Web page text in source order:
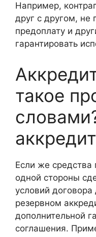
Например,
друг с другом, не
предоплату и
гарантировать
такое
Если же средства
одной стороны
условий договора
резервном
дополнительной
соглашения.